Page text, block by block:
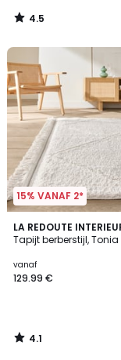
4.5
/
15% VANAF 2*
LA REDOUTE
Tapijt berberstijl, Tonia
vanaf
129.99 €
4.1
/ 5
4.1
/